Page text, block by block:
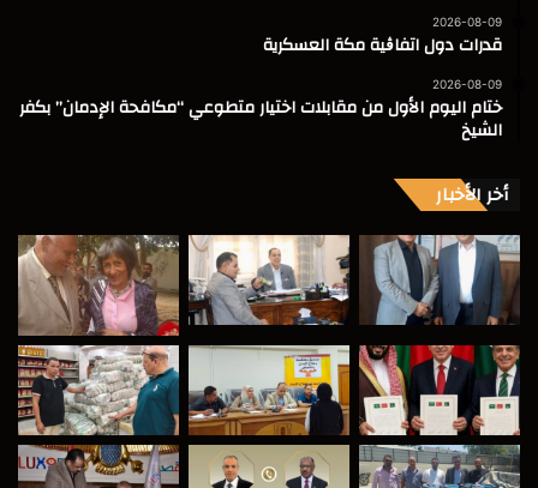
2026-08-09
قدرات دول اتفاڨية مكة العسكرية
2026-08-09
ختام اليوم الأول من مقابلات اختيار متطوعي “مكافحة الإدمان” بكفر
الشيخ
أخر الأخبار